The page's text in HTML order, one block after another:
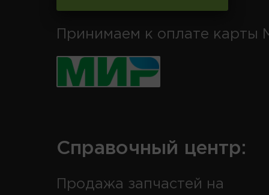
Принимаем к оплате карты
Справочный центр:
Продажа запчастей на